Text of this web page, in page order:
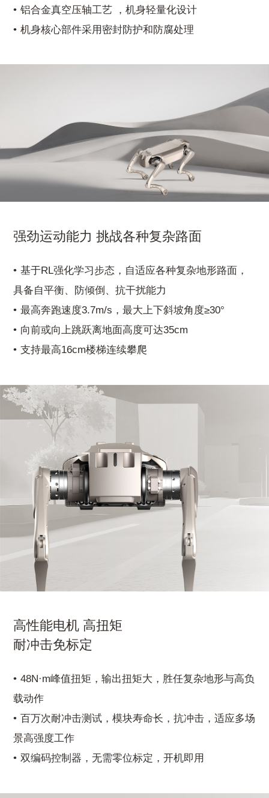
铝合金真空压轴工艺 ，机身轻量化设计
机身核心部件采用密封防护和防腐处理
强劲运动能力 挑战各种复杂路面
基于RL强化学习步态，自适应各种复杂地形路面，
具备自平衡、防倾倒、抗干扰能力
最高奔跑速度3.7m/s，最大上下斜坡角度≥30°
向前或向上跳跃离地面高度可达35cm
支持最高16cm楼梯连续攀爬
高性能电机 高扭矩
耐冲击免标定
48N·m峰值扭矩，输出扭矩大，胜任复杂地形与高负
载动作
百万次耐冲击测试，模块寿命长，抗冲击，适应多场
景高强度工作
双编码控制器，无需零位标定，开机即用